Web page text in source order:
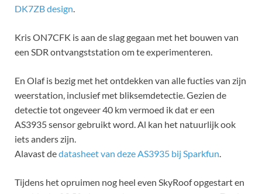
DK7ZB design.
Kris ON7CFK is aan de slag gegaan met het bouwen van
een SDR ontvangststation om te experimenteren.
En Olaf is bezig met het ontdekken van alle fucties van zijn
weerstation, inclusief met bliksemdetectie. Gezien de
detectie tot ongeveer 40 km vermoed ik dat er een
AS3935 sensor gebruikt word. Al kan het natuurlijk ook
iets anders zijn.
Alavast dedatasheet van deze AS3935 bij Sparkfun.
Tijdens het opruimen nog heel even SkyRoof opgestart en